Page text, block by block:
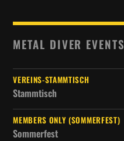
METAL DIVER EVENTS
VEREINS-STAMMTISCH
Stammtisch
MEMBERS ONLY (SOMMERFEST)
Sommerfest